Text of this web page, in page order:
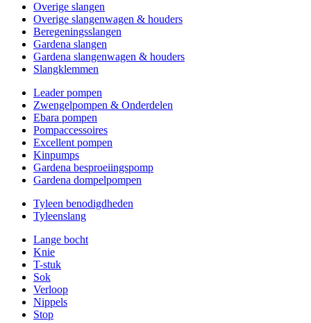
Overige slangen
Overige slangenwagen & houders
Beregeningsslangen
Gardena slangen
Gardena slangenwagen & houders
Slangklemmen
Leader pompen
Zwengelpompen & Onderdelen
Ebara pompen
Pompaccessoires
Excellent pompen
Kinpumps
Gardena besproeiingspomp
Gardena dompelpompen
Tyleen benodigdheden
Tyleenslang
Lange bocht
Knie
T-stuk
Sok
Verloop
Nippels
Stop